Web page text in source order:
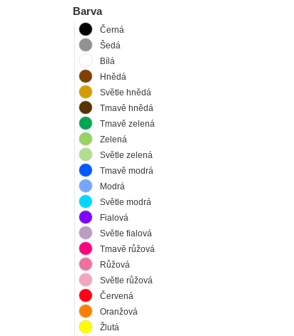
Barva
Černá
Šedá
Bílá
Hnědá
Světle hnědá
Tmavě hnědá
Tmavě zelená
Zelená
Světle zelená
Tmavě modrá
Modrá
Světle modrá
Fialová
Světle fialová
Tmavě růžová
Růžová
Světle růžová
Červená
Oranžová
Žlutá